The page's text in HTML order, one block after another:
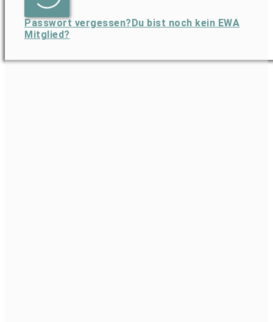
Passwort vergessen? Du bist noch kein EWA
Mitglied?